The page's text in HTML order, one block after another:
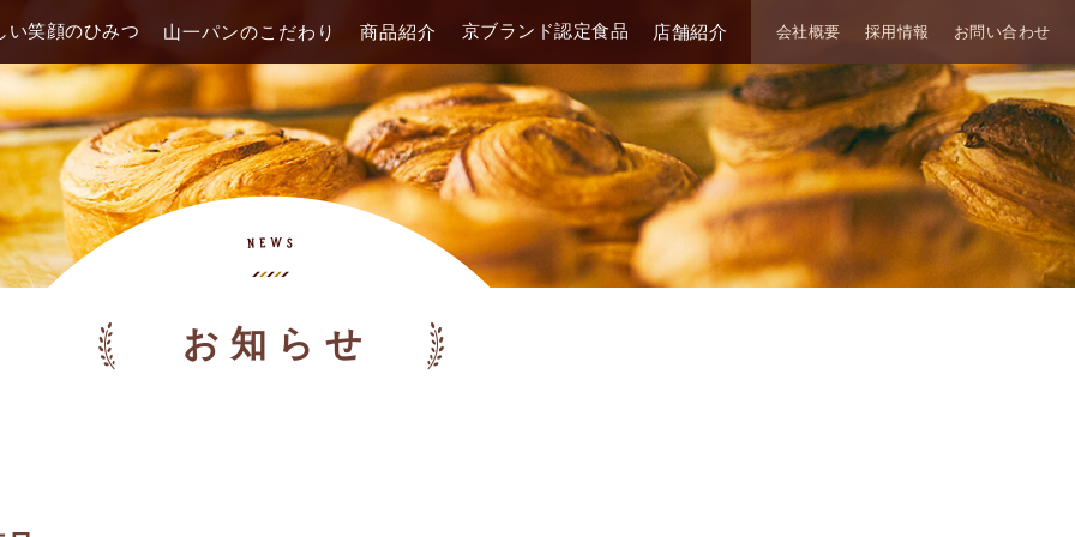
会社概要 採用情報 お問い合わせ
い笑顔のひみつ 山一パンのこだわり 商品紹介 京ブランド認定食品 店舗紹介
お知らせ